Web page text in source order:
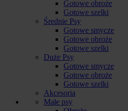
Gotowe obroże
Gotowe szelki
Średnie Psy
Gotowe smycze
Gotowe obroże
Gotowe szelki
Duże Psy
Gotowe smycze
Gotowe obroże
Gotowe szelki
Akcesoria
Małe psy